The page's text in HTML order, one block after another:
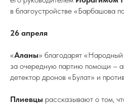
в благоустройстве «Барбашова
26 апреля
«Аланы» благодарят
за очередную партию помощи –
детектор дронов «Булат» и
Плиевцы рассказывают о том,